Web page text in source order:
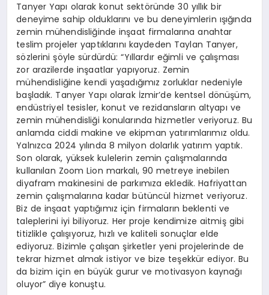
Tanyer Yapı olarak konut sektöründe 30 yıllık bir
deneyime sahip olduklarını ve bu deneyimlerin ışığında
zemin mühendisliğinde inşaat firmalarına anahtar
teslim projeler yaptıklarını kaydeden Taylan Tanyer,
sözlerini şöyle sürdürdü: “Yıllardır eğimli ve çalışması
zor arazilerde inşaatlar yapıyoruz. Zemin
mühendisliğine kendi yaşadığımız zorluklar nedeniyle
başladık. Tanyer Yapı olarak İzmir’de kentsel dönüşüm,
endüstriyel tesisler, konut ve rezidansların altyapı ve
zemin mühendisliği konularında hizmetler veriyoruz. Bu
anlamda ciddi makine ve ekipman yatırımlarımız oldu.
Yalnızca 2024 yılında 8 milyon dolarlık yatırım yaptık.
Son olarak, yüksek kulelerin zemin çalışmalarında
kullanılan Zoom Lion markalı, 90 metreye inebilen
diyafram makinesini de parkımıza ekledik. Hafriyattan
zemin çalışmalarına kadar bütüncül hizmet veriyoruz.
Biz de inşaat yaptığımız için firmaların beklenti ve
taleplerini iyi biliyoruz. Her proje kendimize aitmiş gibi
titizlikle çalışıyoruz, hızlı ve kaliteli sonuçlar elde
ediyoruz. Bizimle çalışan şirketler yeni projelerinde de
tekrar hizmet almak istiyor ve bize teşekkür ediyor. Bu
da bizim için en büyük gurur ve motivasyon kaynağı
oluyor” diye konuştu.